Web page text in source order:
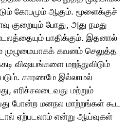
கோபமும் ஆகும். மூளைக்குச்
குறையும் போது, அது நமது
பாதிக்கும். இதனால்
முழுமையாகக் கவனம் செலுத்த
விஷயங்களை மறந்துவிடும்
காரணமே இல்லாமல்
எரிச்சலடைவது மற்றும்
போன்ற மனநல மாற்றங்கள் கூட
ஏற்படலாம் என்று ஆய்வுகள்